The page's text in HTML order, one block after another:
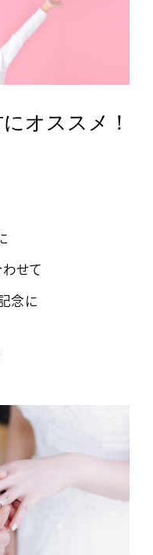
オススメ！
せて
念に